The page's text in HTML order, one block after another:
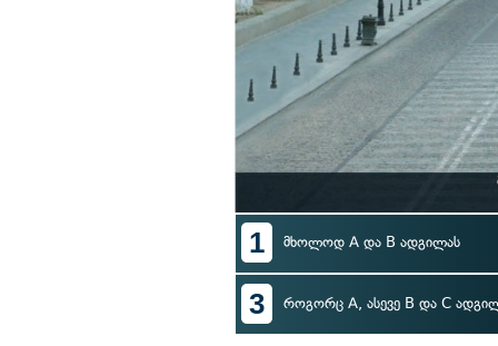
1 მხოლოდ A და B ადგილას
3 როგორც A, ასევე B და C